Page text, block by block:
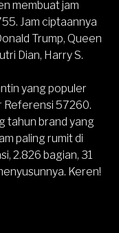
membuatjam
Jam ciptaannya
Trump, Queen
Dian, Harry S.
yang populer
Referensi 57260.
tahun brand yang
paling rumit di
2.826 bagian, 31
Keren!